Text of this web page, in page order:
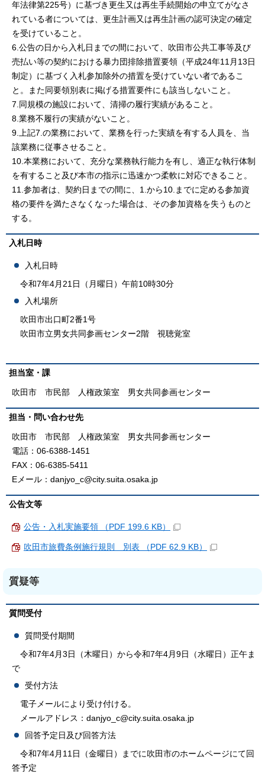
年法律第225号）に基づき更生又は再生手続開始の申立てがなさ
れている者については、更生計画又は再生計画の認可決定の確定
を受けていること。
6.公告の日から入札日までの間において、吹田市公共工事等及び
売払い等の契約における暴力団排除措置要領（平成24年11月13日
制定）に基づく入札参加除外の措置を受けていない者であるこ
と。また同要領別表に掲げる措置要件にも該当しないこと。
7.同規模の施設において、清掃の履行実績があること。
8.業務不履行の実績がないこと。
9.上記7.の業務において、業務を行った実績を有する人員を、当
該業務に従事させること。
10.本業務において、充分な業務執行能力を有し、適正な執行体制
を有すること及び本市の指示に迅速かつ柔軟に対応できること。
11.参加者は、契約日までの間に、1.から10.までに定める参加資
格の要件を満たさなくなった場合は、その参加資格を失うものと
する。
入札日時
入札日時
令和7年4月21日（月曜日）午前10時30分
入札場所
吹田市出口町2番1号
吹田市立男女共同参画センター2階 視聴覚室
担当室・課
吹田市 市民部 人権政策室 男女共同参画センター
担当・問い合わせ先
吹田市 市民部 人権政策室 男女共同参画センター
電話：06-6388-1451
FAX：06-6385-5411
Eメール：danjyo_c@city.suita.osaka.jp
公告文等
公告・入札実施要領 （PDF 199.6 KB）
吹田市旅費条例施行規則 別表 （PDF 62.9 KB）
質疑等
質問受付
質問受付期間
令和7年4月3日（木曜日）から令和7年4月9日（水曜日）正午ま
で
受付方法
電子メールにより受け付ける。
メールアドレス：danjyo_c@city.suita.osaka.jp
回答予定日及び回答方法
令和7年4月11日（金曜日）までに吹田市のホームページにて回
答予定